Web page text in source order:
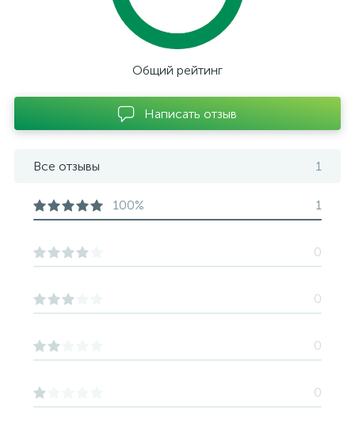
Общий рейтинг
Написать отзыв
Все отзывы 1
100% 1
0
0
0
0